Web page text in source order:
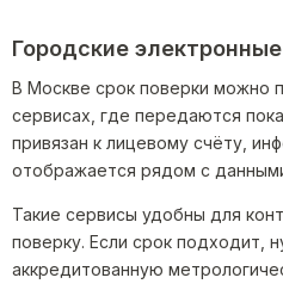
Городские
В Москве срок поверки можно
сервисах, где передаются
привязан к лицевому счёту,
отображается рядом с
Такие сервисы удобны для
поверку. Если срок подходит,
аккредитованную